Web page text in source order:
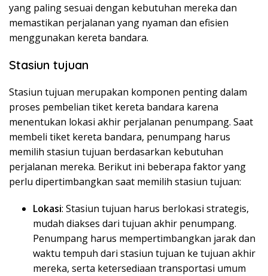
yang paling sesuai dengan kebutuhan mereka dan
memastikan perjalanan yang nyaman dan efisien
menggunakan kereta bandara.
Stasiun tujuan
Stasiun tujuan merupakan komponen penting dalam
proses pembelian tiket kereta bandara karena
menentukan lokasi akhir perjalanan penumpang. Saat
membeli tiket kereta bandara, penumpang harus
memilih stasiun tujuan berdasarkan kebutuhan
perjalanan mereka. Berikut ini beberapa faktor yang
perlu dipertimbangkan saat memilih stasiun tujuan:
Lokasi: Stasiun tujuan harus berlokasi strategis,
mudah diakses dari tujuan akhir penumpang.
Penumpang harus mempertimbangkan jarak dan
waktu tempuh dari stasiun tujuan ke tujuan akhir
mereka, serta ketersediaan transportasi umum